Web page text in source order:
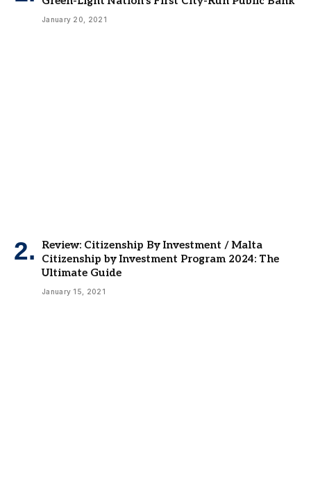
January 20, 2021
Review: Citizenship By Investment / Malta
Citizenship by Investment Program 2024: The
Ultimate Guide
January 15, 2021